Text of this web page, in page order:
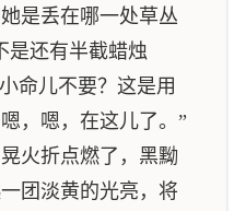
是丢在哪一处草丛
是还有半截蜡烛
命儿不要？这是用
，嗯，在这儿了。”
火折点燃了，黑黝
团淡黄的光亮，将